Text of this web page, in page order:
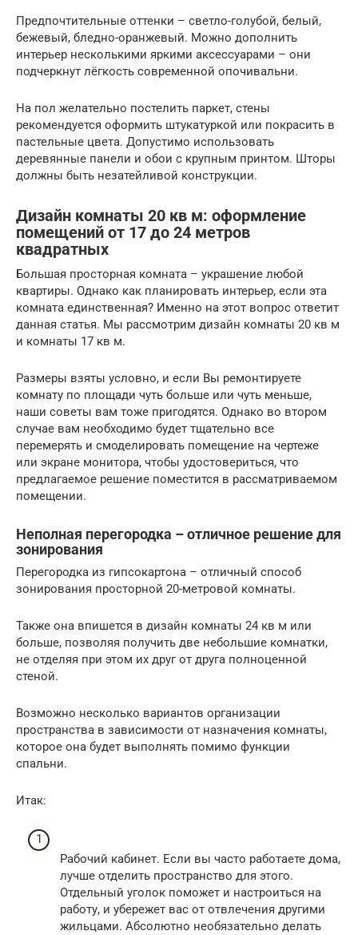
Предпочтительные оттенки – светло-голубой, белый,
бежевый, бледно-оранжевый. Можно дополнить
интерьер несколькими яркими аксессуарами – они
подчеркнут лёгкость современной опочивальни.
На пол желательно постелить паркет, стены
рекомендуется оформить штукатуркой или покрасить в
пастельные цвета. Допустимо использовать
деревянные панели и обои с крупным принтом. Шторы
должны быть незатейливой конструкции.
Дизайн комнаты 20 кв м: оформление
помещений от 17 до 24 метров
квадратных
Большая просторная комната – украшение любой
квартиры. Однако как планировать интерьер, если эта
комната единственная? Именно на этот вопрос ответит
данная статья. Мы рассмотрим дизайн комнаты 20 кв м
и комнаты 17 кв м.
Размеры взяты условно, и если Вы ремонтируете
комнату по площади чуть больше или чуть меньше,
наши советы вам тоже пригодятся. Однако во втором
случае вам необходимо будет тщательно все
перемерять и смоделировать помещение на чертеже
или экране монитора, чтобы удостовериться, что
предлагаемое решение поместится в рассматриваемом
помещении.
Неполная перегородка – отличное решение для
зонирования
Перегородка из гипсокартона – отличный способ
зонирования просторной 20-метровой комнаты.
Также она впишется в дизайн комнаты 24 кв м или
больше, позволяя получить две небольшие комнатки,
не отделяя при этом их друг от друга полноценной
стеной.
Возможно несколько вариантов организации
пространства в зависимости от назначения комнаты,
которое она будет выполнять помимо функции
спальни.
Итак:
Рабочий кабинет. Если вы часто работаете дома,
лучше отделить пространство для этого.
Отдельный уголок поможет и настроиться на
работу, и убережет вас от отвлечения другими
жильцами. Абсолютно необязательно делать